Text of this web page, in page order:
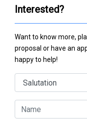
Interested?
Want to know more,
proposal or have an
happy to help!